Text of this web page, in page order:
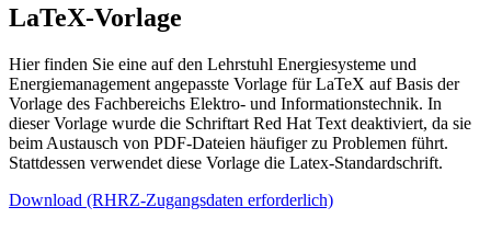
LaTeX-Vorlage
Hier finden Sie eine auf den Lehrstuhl Energiesysteme und
Energiemanagement angepasste Vorlage für LaTeX auf Basis der
Vorlage des Fachbereichs Elektro- und Informationstechnik. In
dieser Vorlage wurde die Schriftart Red Hat Text deaktiviert, da sie
beim Austausch von PDF-Dateien häufiger zu Problemen führt.
Stattdessen verwendet diese Vorlage die Latex-Standardschrift.
Download (RHRZ-Zugangsdaten erforderlich)